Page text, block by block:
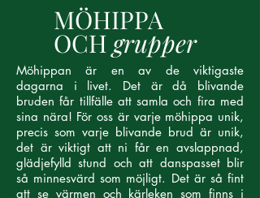
MÖHIPPA
OCH grupper
Möhippan är en av de viktigaste
dagarna i livet. Det är då blivande
bruden får tillfälle att samla och fira med
sina nära! För oss är varje möhippa unik,
precis som varje blivande brud är unik,
det är viktigt att ni får en avslappnad,
glädjefylld stund och att danspasset blir
så minnesvärd som möjligt. Det är så fint
att se värmen och kärleken som finns i